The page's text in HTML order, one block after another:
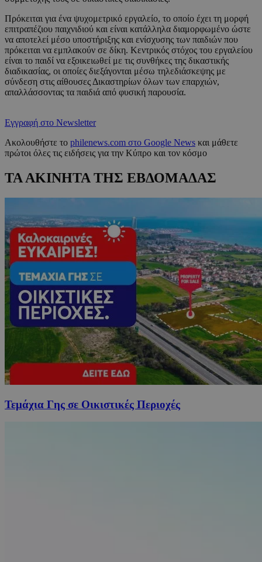
Πρόκειται για ένα ψυχομετρικό εργαλείο, το οποίο έχει τη μορφή
επιτραπέζιου παιχνιδιού και είναι κατάλληλα διαμορφωμένο ώστε
να αποτελεί μέσο υποστήριξης και ενίσχυσης των παιδιών που
πρόκειται να εμπλακούν σε δίκη. Κεντρικός στόχος του εργαλείου
είναι το παιδί να εξοικειωθεί με τις συνθήκες της δικαστικής
διαδικασίας, οι οποίες διεξάγονται μέσω τηλεδιάσκεψης με
σύνδεση στις αίθουσες Δικαστηρίων όλων των επαρχιών,
απαλλάσσοντας τα παιδιά από φυσική παρουσία.
Εγγραφή στο Newsletter
Ακολουθήστε το philenews.com στο Google News και μάθετε
πρώτοι όλες τις ειδήσεις για την Κύπρο και τον κόσμο
ΤΑ ΑΚΙΝΗΤΑ ΤΗΣ ΕΒΔΟΜΑΔΑΣ
Τεμάχια Γης σε Οικιστικές Περιοχές